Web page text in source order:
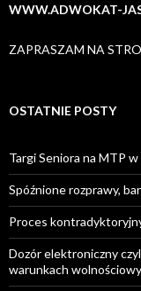
WWW.ADWOKAT-
ZAPRASZAM NA
OSTATNIE POSTY
Targi Seniora na MTP
Spóźnione rozprawy,
Proces
Dozór elektroniczny
warunkach